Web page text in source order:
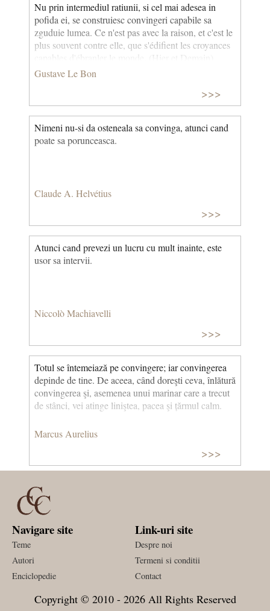
Nu prin intermediul ratiunii, si cel mai adesea in
pofida ei, se construiesc convingeri capabile sa
zguduie lumea. Ce n'est pas avec la raison, et c'est le
plus souvent contre elle, que s'édifient les croyances
capables d'ébranler le monde. (Hier et Demain)
Gustave Le Bon
>>>
Nimeni nu-si da osteneala sa convinga, atunci cand
poate sa porunceasca.
Claude A. Helvétius
>>>
Atunci cand prevezi un lucru cu mult inainte, este
usor sa intervii.
Niccolò Machiavelli
>>>
Totul se întemeiază pe convingere; iar convingerea
depinde de tine. De aceea, când doreşti ceva, înlătură
convingerea şi, asemenea unui marinar care a trecut
de stânci, vei atinge liniştea, pacea şi țărmul calm.
Marcus Aurelius
>>>
Navigare site
Teme
Autori
Enciclopedie
Link-uri site
Despre noi
Termeni si conditii
Contact
Copyright © 2010 - 2026 All Rights Reserved